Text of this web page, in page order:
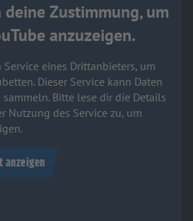
Zustimmung, um
anzuzeigen.
eines Drittanbieters, um
Dieser Service kann Daten
Bitte lese dir die Details
Nutzung des Service zu, um
anzeigen